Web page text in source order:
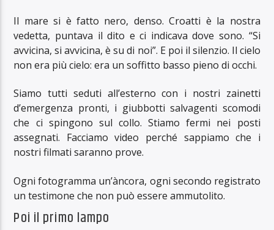
Il mare si è fatto nero, denso. Croatti è la nostra
vedetta, puntava il dito e ci indicava dove sono. “Si
avvicina, si avvicina, è su di noi”. E poi il silenzio. Il cielo
non era più cielo: era un soffitto basso pieno di occhi.
Siamo tutti seduti all’esterno con i nostri zainetti
d’emergenza pronti, i giubbotti salvagenti scomodi
che ci spingono sul collo. Stiamo fermi nei posti
assegnati. Facciamo video perché sappiamo che i
nostri filmati saranno prove.
Ogni fotogramma un’àncora, ogni secondo registrato
un testimone che non può essere ammutolito.
Poi il primo lampo